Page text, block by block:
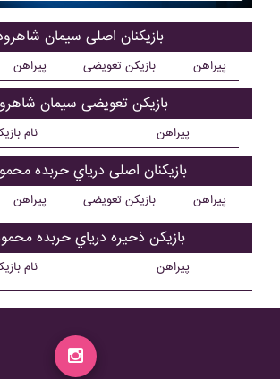
بازیکنان اصلی سيمان
پیراهن بازیکن تعویضی پیراهن
بازیکن تعویضی سيمان
نام پیراهن
بازیکنان اصلی درياي حربده
پیراهن بازیکن تعویضی پیراهن
بازیکن ذحیره درياي حربده
نام پیراهن